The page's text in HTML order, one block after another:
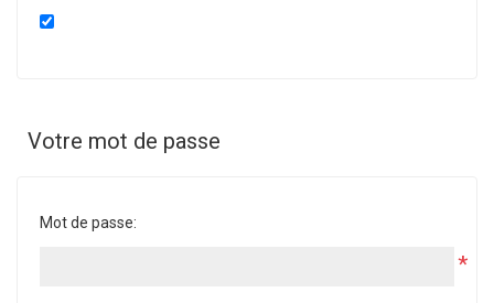
Votre mot de passe
Mot de passe:
*